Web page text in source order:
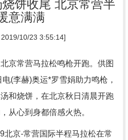
饼收尾 北京常营半
意满满
10/23 3:55:14]
京常营马拉松鸣枪开跑。供图
李赫)奥运*罗雪娟助力鸣枪，
和烧饼，在北京秋日清晨开跑
从心到身都倍感火热。
京-常营国际半程马拉松在常